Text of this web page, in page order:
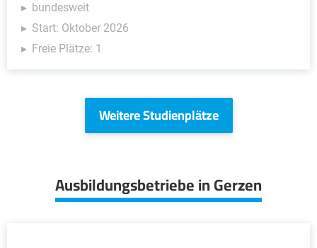
bundesweit
Start: Oktober 2026
Freie Plätze: 1
Weitere Studienplätze
Ausbildungsbetriebe in Gerzen